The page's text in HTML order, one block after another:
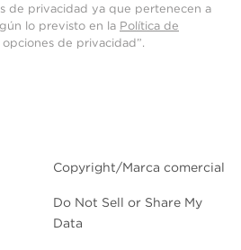
de privacidad ya que pertenecen a
lo previsto en la Política de
opciones de privacidad”.
Copyright/Marca comercial
Do Not Sell or Share My
Data